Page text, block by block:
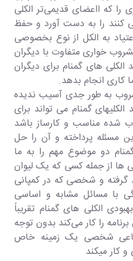
را که ااعضای قدیمی‌تر الکلی
کنند را به دست آورد و حفظ
به الکل از نوع بخصوصی
خواری متفاوت با دیگران
های گمنام برای دیگران
کاری انجام بدهد.
به طور جدی آسیب ندیده
گمنام می تواند برای
شده مناسب و کارساز باشد
مسئله پرداخته و آن را حل
دو موضوع مهم را به ما
ها از جمله کسی که یک لیوان
گرفته و شخصی که در کمپانی
با مسائل مشابه و اساسی
الکلی های گمنام تقریباً
را کار می‌کند بدون توجه
شخصی یک زمینه خاص
کار میکند